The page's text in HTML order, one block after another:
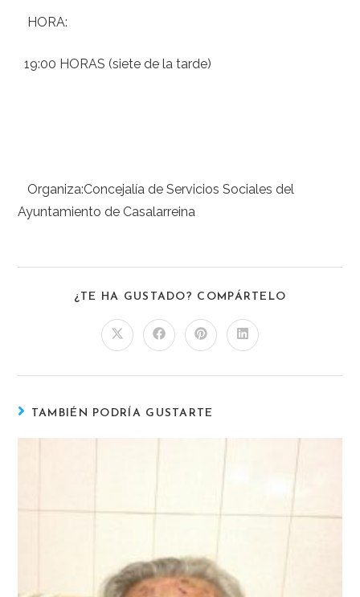
HORA:
19:00 HORAS (siete de la tarde)
Organiza:Concejalía de Servicios Sociales del
Ayuntamiento de Casalarreina
¿TE HA GUSTADO? COMPÁRTELO
TAMBIÉN PODRÍA GUSTARTE